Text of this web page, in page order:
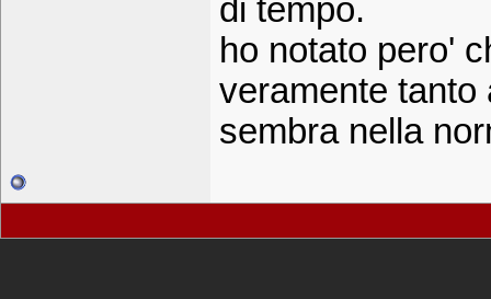
di tempo.
ho notato pero'
veramente tanto
sembra nella